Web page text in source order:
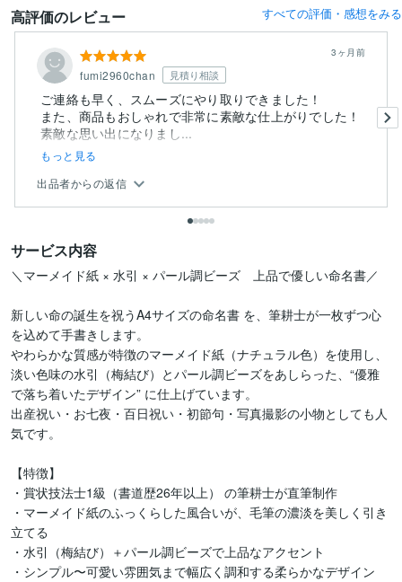
高評価のレビュー すべての評価・感想をみる
fumi2960chan 見積り相談
3ヶ月前
ご連絡も早く、スムーズにやり取りできました！
また、商品もおしゃれで非常に素敵な仕上がりでした！
素敵な思い出になりまし...
もっと見る
出品者からの返信
サービス内容
＼マーメイド紙 × 水引 × パール調ビーズ　上品で優しい命名書／
新しい命の誕生を祝うA4サイズの命名書 を、筆耕士が一枚ずつ心
を込めて手書きします。
やわらかな質感が特徴のマーメイド紙（ナチュラル色）を使用し、
淡い色味の水引（梅結び）とパール調ビーズをあしらった、“優雅
で落ち着いたデザイン” に仕上げています。
出産祝い・お七夜・百日祝い・初節句・写真撮影の小物としても人
気です。
【特徴】
・賞状技法士1級（書道歴26年以上） の筆耕士が直筆制作
・マーメイド紙のふっくらした風合いが、毛筆の濃淡を美しく引き
立てる
・水引（梅結び）＋パール調ビーズで上品なアクセント
・シンプル〜可愛い雰囲気まで幅広く調和する柔らかなデザイン